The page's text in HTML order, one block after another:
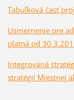
Tabuľková časť
Usmernenie pre
platná od
Integrovaná
stratégií Miestnej